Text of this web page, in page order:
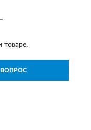
товаре.
ВОПРОС